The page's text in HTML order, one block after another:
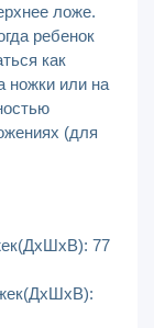
ложе.
ребенок
как
ножки или на
(для
77